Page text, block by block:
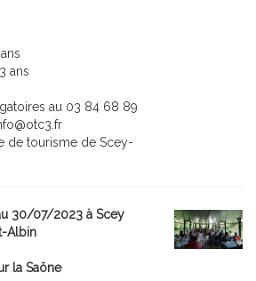
ans
au 03 84 68 89
de tourisme de Scey-
30/07/2023 à Scey
Albin
la Saône